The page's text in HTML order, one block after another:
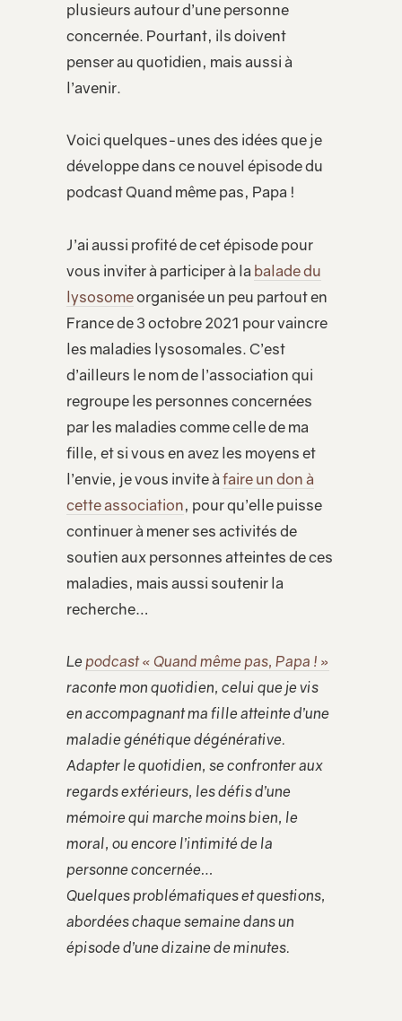
plusieurs autour d’une personne
concernée. Pourtant, ils doivent
penser au quotidien, mais aussi à
l’avenir.
Voici quelques-unes des idées que je
développe dans ce nouvel épisode du
podcast Quand même pas, Papa !
J’ai aussi profité de cet épisode pour
vous inviter à participer à la balade du
lysosomeorganisée un peu partout en
France de 3 octobre 2021 pour vaincre
les maladies lysosomales. C’est
d’ailleurs le nom de l’association qui
regroupe les personnes concernées
par les maladies comme celle de ma
fille, et si vous en avez les moyens et
l’envie, je vous invite à faire un don à
cette association, pour qu’elle puisse
continuer à mener ses activités de
soutien aux personnes atteintes de ces
maladies, mais aussi soutenir la
recherche…
Le podcast « Quand même pas, Papa ! »
raconte mon quotidien, celui que je vis
en accompagnant ma fille atteinte d’une
maladie génétique dégénérative.
Adapter le quotidien, se confronter aux
regards extérieurs, les défis d’une
mémoire qui marche moins bien, le
moral, ou encore l’intimité de la
personne concernée…
Quelques problématiques et questions,
abordées chaque semaine dans un
épisode d’une dizaine de minutes.